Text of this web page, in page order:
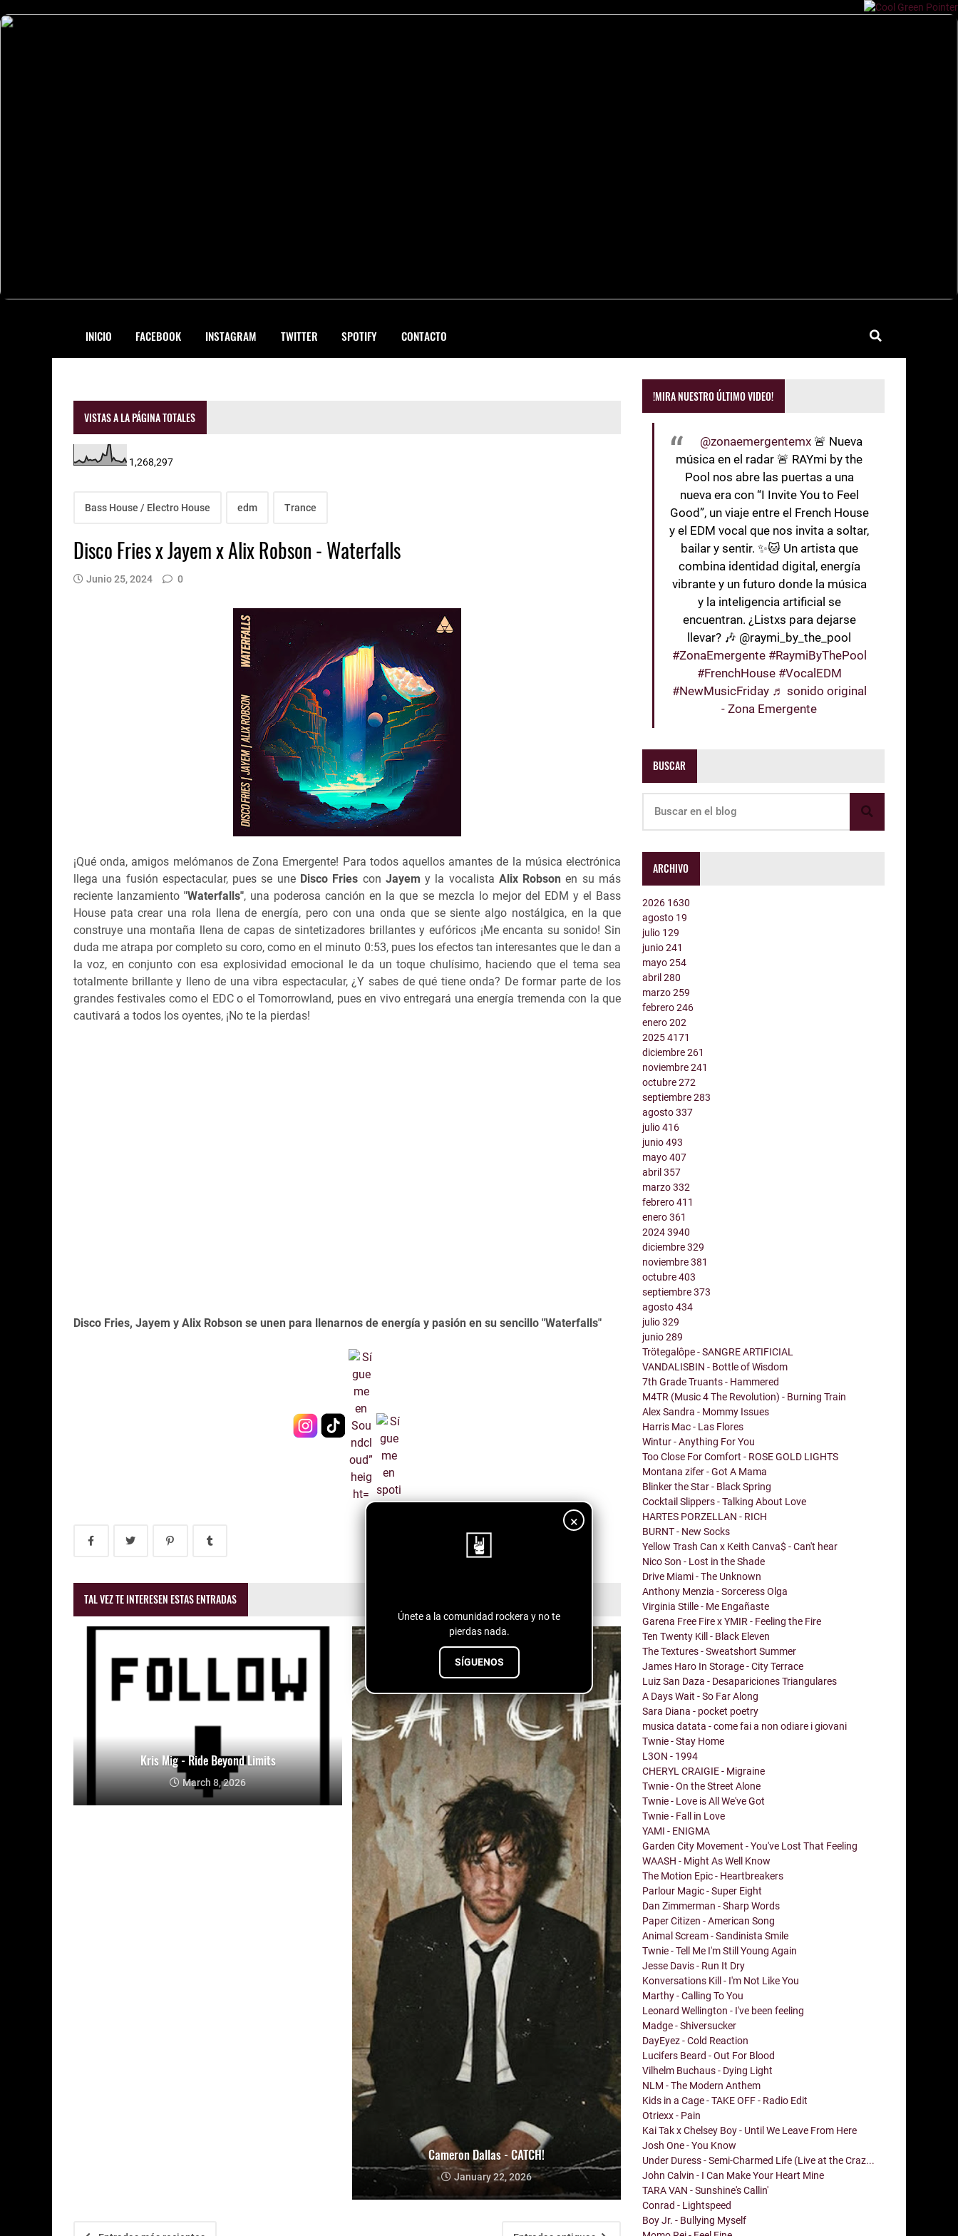
INICIO FACEBOOK INSTAGRAM TWITTER SPOTIFY CONTACTO
×
Únete a la comunidad rockera y no te
pierdas nada.
SÍGUENOS
VISTAS A LA PÁGINA TOTALES
1,268,297
Bass House / Electro House edm Trance
Disco Fries x Jayem x Alix Robson - Waterfalls
Junio 25, 2024 0
¡Qué onda, amigos melómanos de Zona Emergente! Para todos aquellos amantes de la música electrónica
llega una fusión espectacular, pues se une Disco Fries con Jayem y la vocalista Alix Robsonen su más
reciente lanzamiento"Waterfalls", una poderosa canción en la que se mezcla lo mejor del EDM y el Bass
House pata crear una rola llena de energía, pero con una onda que se siente algo nostálgica, en la que
construye una montaña llena de capas de sintetizadores brillantes y eufóricos ¡Me encanta su sonido! Sin
duda me atrapa por completo su coro, como en el minuto 0:53, pues los efectos tan interesantes que le dan a
la voz, en conjunto con esa explosividad emocional le da un toque chulísimo, haciendo que el tema sea
totalmente brillante y lleno de una vibra espectacular, ¿Y sabes de qué tiene onda? De formar parte de los
grandes festivales como el EDC o el Tomorrowland, pues en vivo entregará una energía tremenda con la que
cautivará a todos los oyentes, ¡No te la pierdas!
Disco Fries, Jayem y Alix Robson se unen para llenarnos de energía y pasión en su sencillo "Waterfalls"
TAL VEZ TE INTERESEN ESTAS ENTRADAS
Kris Mig - Ride Beyond Limits
March 8, 2026
Cameron Dallas - CATCH!
January 22, 2026
!MIRA NUESTRO ÚLTIMO VIDEO!
@zonaemergentemx 🚨 Nueva
música en el radar 🚨 RAYmi by the
Pool nos abre las puertas a una
nueva era con “I Invite You to Feel
Good”, un viaje entre el French House
y el EDM vocal que nos invita a soltar,
bailar y sentir. ✨🐱 Un artista que
combina identidad digital, energía
vibrante y un futuro donde la música
y la inteligencia artificial se
encuentran. ¿Listxs para dejarse
llevar? 🎶 @raymi_by_the_pool
#ZonaEmergente #RaymiByThePool
#FrenchHouse #VocalEDM
#NewMusicFriday ♬ sonido original
- Zona Emergente
BUSCAR
ARCHIVO
2026 1630
agosto 19
julio 129
junio241
mayo254
abril280
marzo259
febrero246
enero202
20254171
diciembre261
noviembre241
octubre272
septiembre283
agosto337
julio416
junio493
mayo407
abril357
marzo332
febrero411
enero361
20243940
diciembre329
noviembre381
octubre403
septiembre373
agosto434
julio329
junio289
Trötegalôpe - SANGRE ARTIFICIAL
VANDALISBIN - Bottle of Wisdom
7th Grade Truants - Hammered
M4TR (Music 4 The Revolution) - Burning Train
Alex Sandra - Mommy Issues
Harris Mac - Las Flores
Wintur - Anything For You
Too Close For Comfort - ROSE GOLD LIGHTS
Montana zifer - Got A Mama
Blinker the Star - Black Spring
Cocktail Slippers - Talking About Love
HARTES PORZELLAN - RICH
BURNT - New Socks
Yellow Trash Can x Keith Canva$ - Can't hear
Nico Son - Lost in the Shade
Drive Miami - The Unknown
Anthony Menzia - Sorceress Olga
Virginia Stille - Me Engañaste
Garena Free Fire x YMIR - Feeling the Fire
Ten Twenty Kill - Black Eleven
The Textures - Sweatshort Summer
James Haro In Storage - City Terrace
Luiz San Daza - Desapariciones Triangulares
A Days Wait - So Far Along
Sara Diana - pocket poetry
musica datata - come fai a non odiare i giovani
Twnie - Stay Home
L3ON - 1994
CHERYL CRAIGIE - Migraine
Twnie - On the Street Alone
Twnie - Love is All We've Got
Twnie - Fall in Love
YAMI - ENIGMA
Garden City Movement - You've Lost That Feeling
WAASH - Might As Well Know
The Motion Epic - Heartbreakers
Parlour Magic - Super Eight
Dan Zimmerman - Sharp Words
Paper Citizen - American Song
Animal Scream - Sandinista Smile
Twnie - Tell Me I'm Still Young Again
Jesse Davis - Run It Dry
Konversations Kill - I'm Not Like You
Marthy - Calling To You
Leonard Wellington - I've been feeling
Madge - Shiversucker
DayEyez - Cold Reaction
Lucifers Beard - Out For Blood
Vilhelm Buchaus - Dying Light
NLM - The Modern Anthem
Kids in a Cage - TAKE OFF - Radio Edit
Otriexx - Pain
Kai Tak x Chelsey Boy - Until We Leave From Here
Josh One - You Know
Under Duress - Semi-Charmed Life (Live at the Craz...
John Calvin - I Can Make Your Heart Mine
TARA VAN - Sunshine's Callin'
Conrad - Lightspeed
Boy Jr. - Bullying Myself